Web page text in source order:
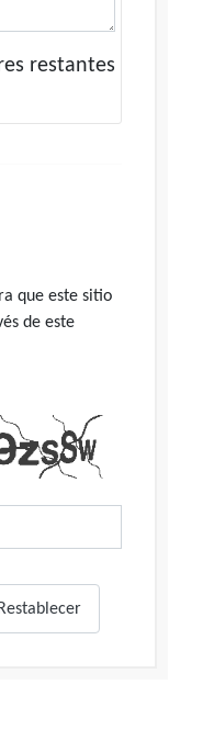
restantes
que este sitio
de este
Restablecer